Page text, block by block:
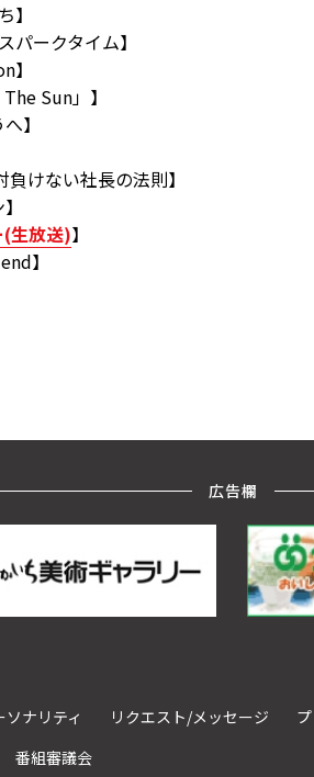
】
パークタイム】
Sun」】
】
けない社長の法則】
生放送)】
】
広告欄
ソナリティ リクエスト/メッセージ
番組審議会